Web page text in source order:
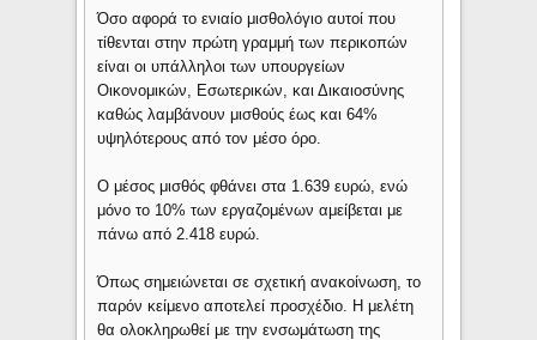
Όσο αφορά το ενιαίο μισθολόγιο αυτοί που
τίθενται στην πρώτη γραμμή των περικοπών
είναι οι υπάλληλοι των υπουργείων
Οικονομικών, Εσωτερικών, και Δικαιοσύνης
καθώς λαμβάνουν μισθούς έως και 64%
υψηλότερους από τον μέσο όρο.
Ο μέσος μισθός φθάνει στα 1.639 ευρώ, ενώ
μόνο το 10% των εργαζομένων αμείβεται με
πάνω από 2.418 ευρώ.
Όπως σημειώνεται σε σχετική ανακοίνωση, το
παρόν κείμενο αποτελεί προσχέδιο. Η μελέτη
θα ολοκληρωθεί με την ενσωμάτωση της